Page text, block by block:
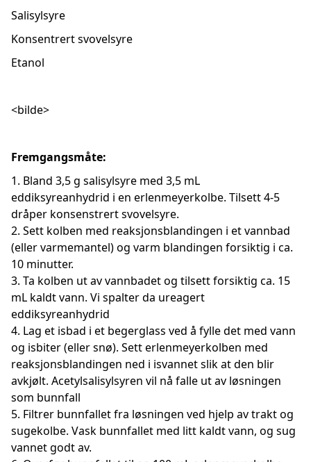
Salisylsyre
Konsentrert svovelsyre
Etanol
<bilde>
Fremgangsmåte:
1. Bland 3,5 g salisylsyre med 3,5 mL
eddiksyreanhydrid i en erlenmeyerkolbe. Tilsett 4-5
dråper konsenstrert svovelsyre.
2. Sett kolben med reaksjonsblandingen i et vannbad
(eller varmemantel) og varm blandingen forsiktig i ca.
10 minutter.
3. Ta kolben ut av vannbadet og tilsett forsiktig ca. 15
mL kaldt vann. Vi spalter da ureagert
eddiksyreanhydrid
4. Lag et isbad i et begerglass ved å fylle det med vann
og isbiter (eller snø). Sett erlenmeyerkolben med
reaksjonsblandingen ned i isvannet slik at den blir
avkjølt. Acetylsalisylsyren vil nå falle ut av løsningen
som bunnfall
5. Filtrer bunnfallet fra løsningen ved hjelp av trakt og
sugekolbe. Vask bunnfallet med litt kaldt vann, og sug
vannet godt av.